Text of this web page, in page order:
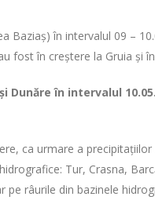
Baziaș) în intervalul 09 –
fost în creștere la Gruia și
Dunăre în intervalul
ca urmare a
Tur, Crasna,
râurile din bazinele